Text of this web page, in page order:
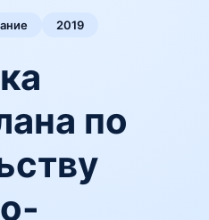
2019
по